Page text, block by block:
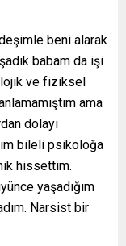
beni alarak
babam da işi
ve fiziksel
ama
dolayı
bileli psikoloğa
hissettim.
yaşadığım
Narsist bir